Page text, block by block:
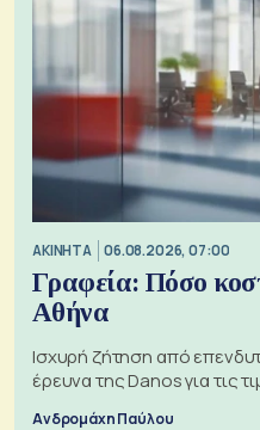
ΑΚΙΝΗΤΑ 06.08.2026, 07:00
Γραφεία: Πόσο
Αθήνα
Ισχυρή ζήτηση από
έρευνα της Danos για τις
Ανδρομάχη Παύλου